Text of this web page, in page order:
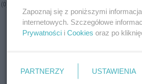
(0)
Zapoznaj się z poniższymi
internetowych. Szczegółowe
Prywatności i Cookies oraz po
PARTNERZY USTAWIENIA